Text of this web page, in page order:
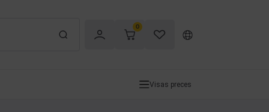
0
Visas preces